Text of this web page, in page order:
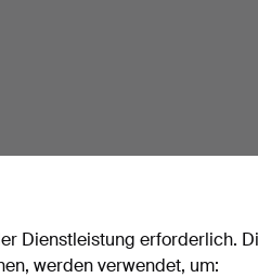
Dienstleistung erforderlich.
werden verwendet, um: